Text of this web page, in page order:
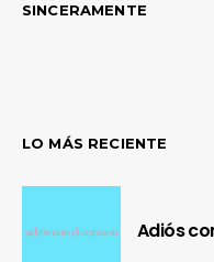
SINCERAMENTE
LO MÁS RECIENTE
Adiós